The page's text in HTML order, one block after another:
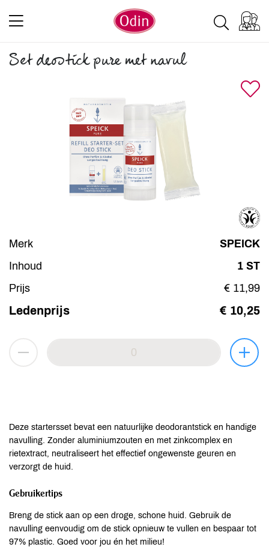
Set deostick pure met navul
Merk
SPEICK
Inhoud
1 ST
Prijs
€ 11,99
Ledenprijs € 10,25
Deze startersset bevat een natuurlijke deodorantstick en handige
navulling. Zonder aluminiumzouten en met zinkcomplex en
rietextract, neutraliseert het effectief ongewenste geuren en
verzorgt de huid.
Gebruikertips
Breng de stick aan op een droge, schone huid. Gebruik de
navulling eenvoudig om de stick opnieuw te vullen en bespaar tot
97% plastic. Goed voor jou én het milieu!